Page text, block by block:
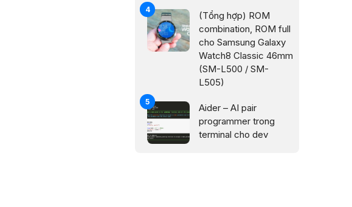
(Tổng hợp) ROM
combination, ROM full
cho Samsung Galaxy
Watch8 Classic 46mm
(SM-L500 / SM-
L505)
Aider – AI pair
programmer trong
terminal cho dev